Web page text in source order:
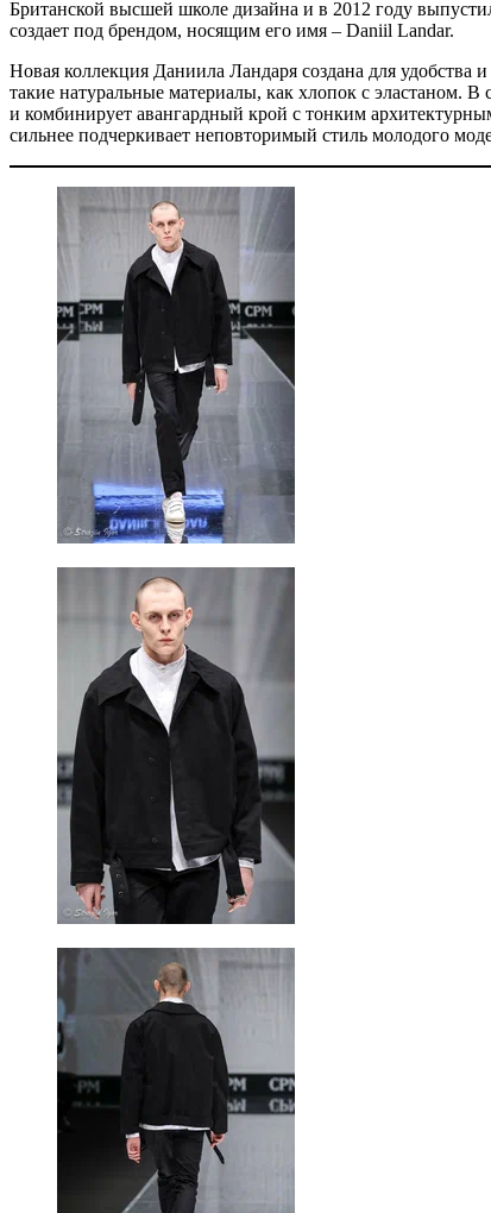
Британской высшей школе дизайна и в 2012 году
создает под брендом, носящим его имя – Daniil Landar.
Новая коллекция Даниила Ландаря создана для
такие натуральные материалы, как хлопок с эластаном. В
и комбинирует авангардный крой с тонким
сильнее подчеркивает неповторимый стиль молодого